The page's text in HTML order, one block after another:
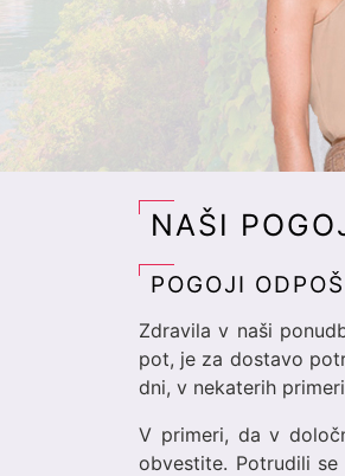
NAŠI
POGOJI
Zdravila v naši
pot, je za dostavo
dni, v nekaterih
V primeri, da v
obvestite. Potrudili